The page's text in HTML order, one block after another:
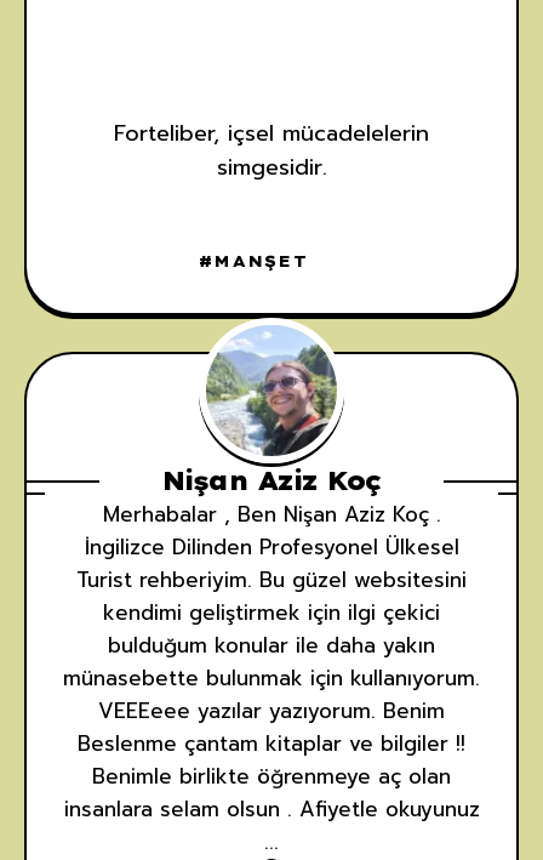
Forteliber, içsel mücadelelerin
simgesidir.
MANŞET
Nişan Aziz Koç
Merhabalar , Ben Nişan Aziz Koç .
İngilizce Dilinden Profesyonel Ülkesel
Turist rehberiyim. Bu güzel websitesini
kendimi geliştirmek için ilgi çekici
bulduğum konular ile daha yakın
münasebette bulunmak için kullanıyorum.
VEEEeee yazılar yazıyorum. Benim
Beslenme çantam kitaplar ve bilgiler !!
Benimle birlikte öğrenmeye aç olan
insanlara selam olsun . Afiyetle okuyunuz
...